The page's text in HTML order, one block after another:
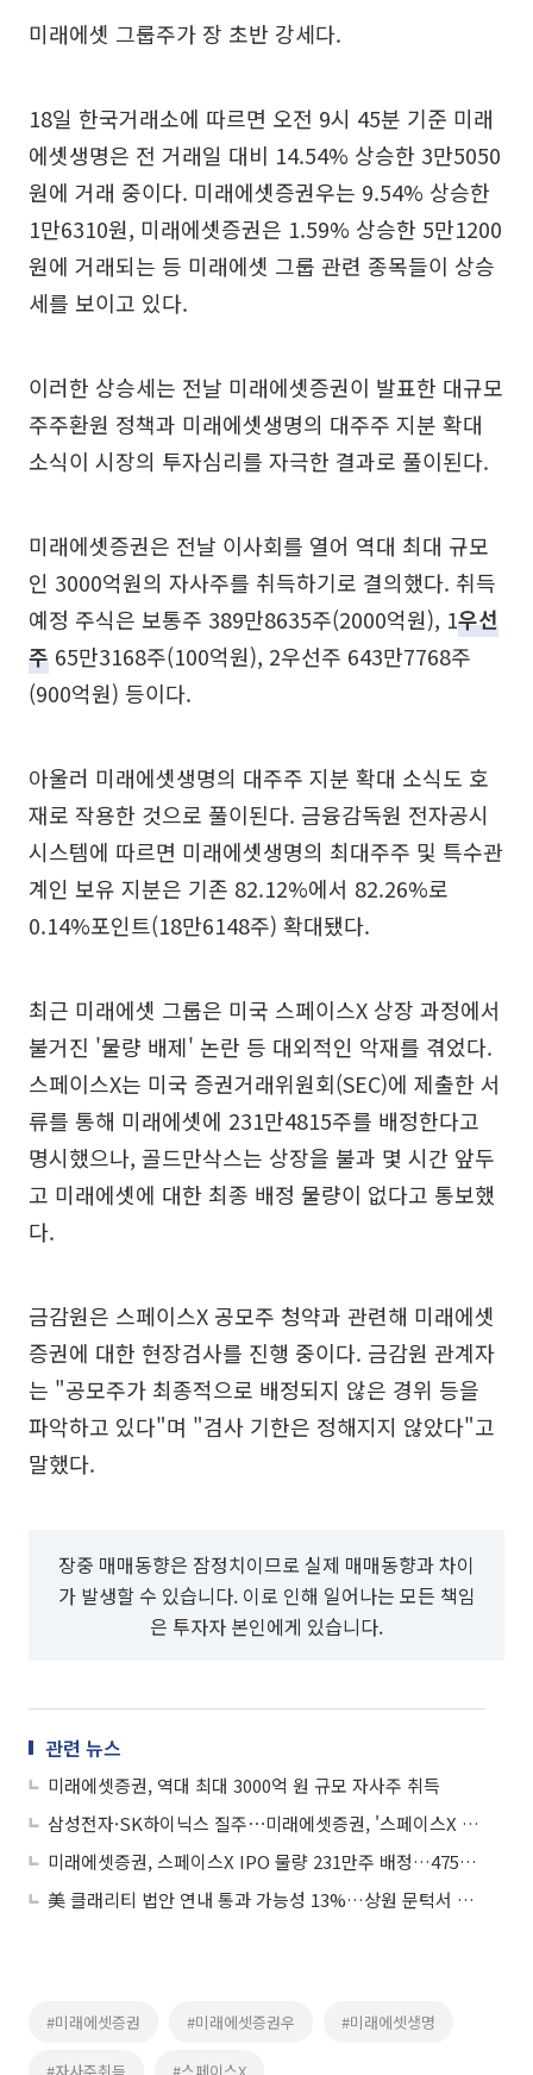
미래에셋 그룹주가 장 초반 강세다.
18일 한국거래소에 따르면 오전 9시 45분 기준 미래
에셋생명은 전 거래일 대비 14.54% 상승한 3만5050
원에 거래 중이다. 미래에셋증권우는 9.54% 상승한
1만6310원, 미래에셋증권은 1.59% 상승한 5만1200
원에 거래되는 등 미래에셋 그룹 관련 종목들이 상승
세를 보이고 있다.
이러한 상승세는 전날 미래에셋증권이 발표한 대규모
주주환원 정책과 미래에셋생명의 대주주 지분 확대
소식이 시장의 투자심리를 자극한 결과로 풀이된다.
미래에셋증권은 전날 이사회를 열어 역대 최대 규모
인 3000억원의 자사주를 취득하기로 결의했다. 취득
예정 주식은 보통주 389만8635주(2000억원), 1우선
주 65만3168주(100억원), 2우선주 643만7768주
(900억원) 등이다.
아울러 미래에셋생명의 대주주 지분 확대 소식도 호
재로 작용한 것으로 풀이된다. 금융감독원 전자공시
시스템에 따르면 미래에셋생명의 최대주주 및 특수관
계인 보유 지분은 기존 82.12%에서 82.26%로
0.14%포인트(18만6148주) 확대됐다.
최근 미래에셋 그룹은 미국 스페이스X 상장 과정에서
불거진 '물량 배제' 논란 등 대외적인 악재를 겪었다.
스페이스X는 미국 증권거래위원회(SEC)에 제출한 서
류를 통해 미래에셋에 231만4815주를 배정한다고
명시했으나, 골드만삭스는 상장을 불과 몇 시간 앞두
고 미래에셋에 대한 최종 배정 물량이 없다고 통보했
다.
금감원은 스페이스X 공모주 청약과 관련해 미래에셋
증권에 대한 현장검사를 진행 중이다. 금감원 관계자
는 "공모주가 최종적으로 배정되지 않은 경위 등을
파악하고 있다"며 "검사 기한은 정해지지 않았다"고
말했다.
장중 매매동향은 잠정치이므로 실제 매매동향과 차이
가 발생할 수 있습니다. 이로 인해 일어나는 모든 책임
은 투자자 본인에게 있습니다.
관련 뉴스
미래에셋증권, 역대 최대 3000억 원 규모 자사주 취득
삼성전자·SK하이닉스 질주⋯미래에셋증권, '스페이스X 0주' 여파는?
미래에셋증권, 스페이스X IPO 물량 231만주 배정…4751억원 규모
美 클래리티 법안 연내 통과 가능성 13%…상원 문턱서 제동
#미래에셋증권 #미래에셋증권우 #미래에셋생명
#자사주취득 #스페이스X